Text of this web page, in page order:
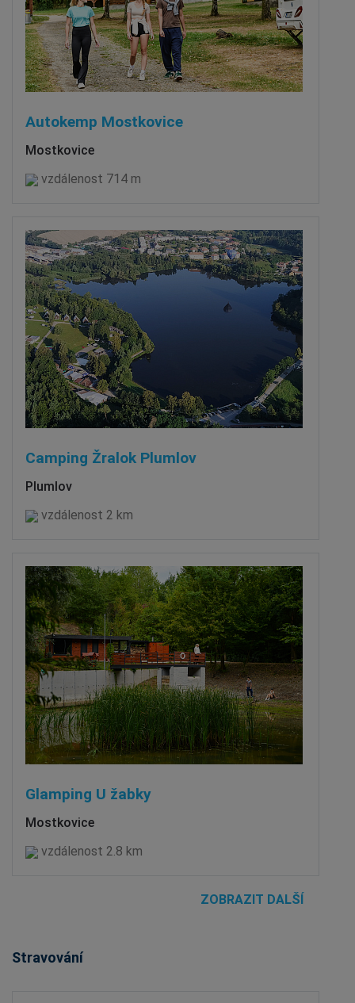
Autokemp Mostkovice
Mostkovice
vzdálenost 714 m
Camping Žralok Plumlov
Plumlov
vzdálenost 2 km
Glamping U žabky
Mostkovice
vzdálenost 2.8 km
ZOBRAZIT DALŠÍ
Stravování